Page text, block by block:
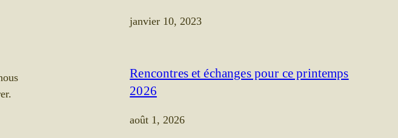
janvier 10, 2023
Rencontres et échanges pour ce printemps
2026
août 1, 2026